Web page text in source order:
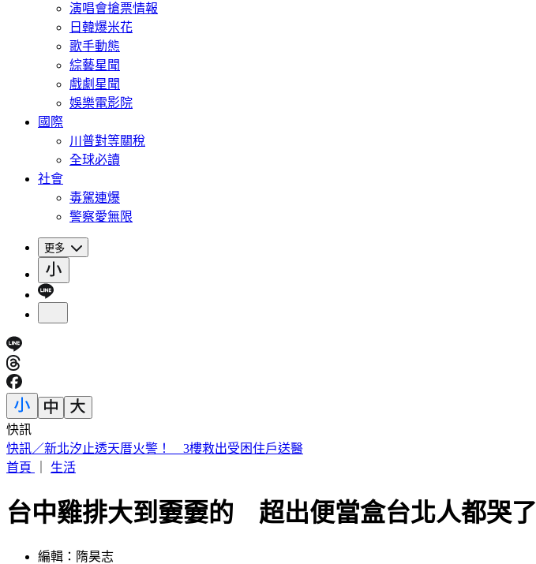
演唱會搶票情報
日韓爆米花
歌手動態
綜藝星聞
戲劇星聞
娛樂電影院
國際
川普對等關稅
全球必讀
社會
毒駕連爆
警察愛無限
更多
快訊
日本人來台爆買！曬35公斤「超台戰利品」 網友見1物全笑翻
首頁
生活
台中雞排大到嫑嫑的 超出便當盒台北人都哭了
編輯：隋昊志